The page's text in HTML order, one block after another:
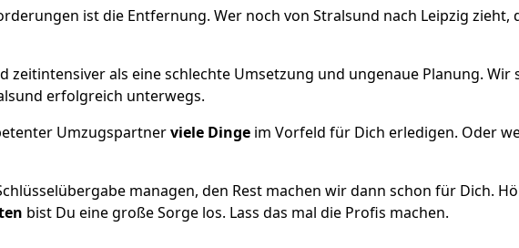
ist die Entfernung. Wer noch von Stralsund nach Leipzig zieht,
zeitintensiver als eine schlechte Umsetzung und ungenaue Planung. Wir
erfolgreich unterwegs.
Umzugspartnerviele Dinge im Vorfeld für Dich erledigen. Oder
managen, den Rest machen wir dann schon für Dich.
bist Du eine große Sorge los. Lass das mal die Profis machen.